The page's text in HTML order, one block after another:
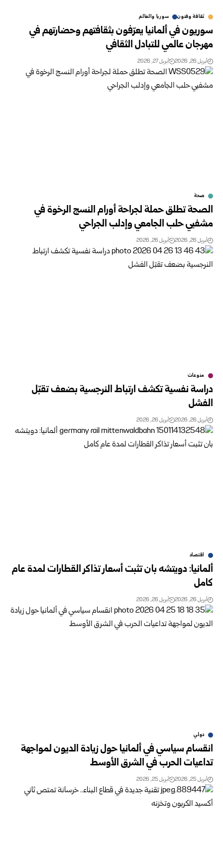
ثقافة وفنون سوريا والعالم
سوريون في ألمانيا يعرّفون بثقافتهم وحضارتهم في
مهرجان عالمي للتبادل الثقافي
أبريل 26, 2026 أبريل 27, 2026
صحة
الصحة تطلق حملة لجراحة أورام النسج الرخوة في
مشفيي حلب الجامعي وإدلب الجراحي
أبريل 26, 2026 أبريل 26, 2026
منوعات
دراسة نفسية تكشف ارتباط النرجسية بضعف تقبّل
الفشل
أبريل 26, 2026 أبريل 26, 2026
اقتصاد
ألمانيا: دويتشه بان تثبت أسعار تذاكر القطارات لمدة عام
كامل
أبريل 26, 2026 أبريل 26, 2026
دولي
انقسام سياسي في ألمانيا حول زيادة الديون لمواجهة
تداعيات الحرب في الشرق الأوسط
أبريل 25, 2026 أبريل 25, 2026